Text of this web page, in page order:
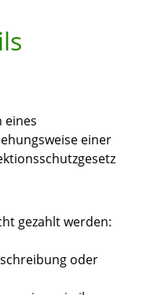
eines
einer
gezahlt werden:
oder